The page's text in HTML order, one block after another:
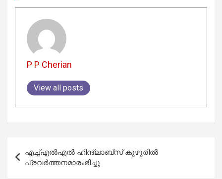
P P Cherian
View all posts
navigation
എച്ച്എൽഎൽ ഹിന്ദ്ലാബ്സ് കുഴൂരിൽ
പ്രവർത്തനമാരംഭിച്ചു